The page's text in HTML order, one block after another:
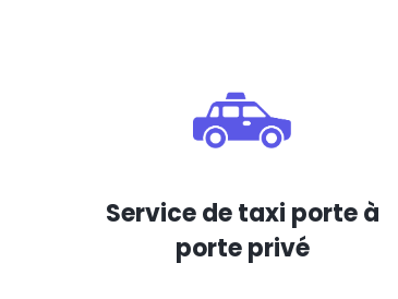
Service de taxi porte à
porte privé